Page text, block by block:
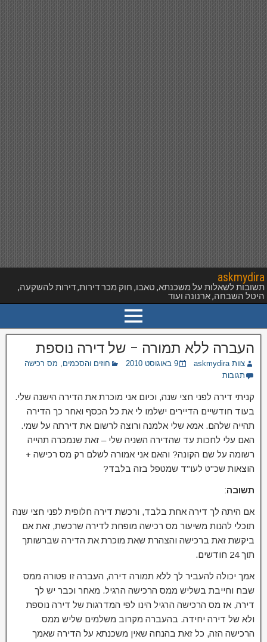
askmydira
תשובות לשאלות על משכנתא, טאבו, חוק מכר דירות, דירות להשקעה,
היטל השבחה, ארנונה ועוד
העברה ללא תמורה – של דירה נוספת
צוות askmydira 9 באוגוסט 2010 חוזים והסכמים, מס רכישה
תגובות
קניתי דירה לפני חצי שנה, וכיום אני מוכרת את הדירה הישנה שלי.
בעוד חודשיים הדיירים ישלמו לי את כל הכסף ואחר כך הדירה
תהייה שלהם. אמא שלי אלמנה ורוצה לרשום את דירתה על שמי.
האם עלי לחכות עד שהדירה השניה שלי – זאת שנמכרה תהייה
רשומה על שם הקונה? והאם אני אמורה לשלם רק מס רכישה +
הוצאות שכ"ט לעו"ד שמטפל בזה בלבד?
תשובה:
אם היתה לך דירה אחת בלבד, ורכשת דירה חלופית לפני חצי שנה
תוכלי להנות משיעור מס רכישה מופחת לדירה שרכשת, זאת אם
ביקשת זאת ברכישה והצהרת שאת מוכרת את הדירה שברשותך
תוך 24 חודשים.
אמך יכולה להעביר לך ללא תמורה דירה, העברה זו פטורה ממס
שבח וחייבת בשליש ממס הרכישה הרגיל. מאחר וכבר יש לך
דירה, אז מס הרכישה הרגיל הינו לפי המדרגות של דירה נוספת
ולא של דירה יחידה. בהעברה מקרוב משלמים שליש ממס
הרכישה הזה, כל זאת בהנחה שאין משכנתא על הדירה שאמך